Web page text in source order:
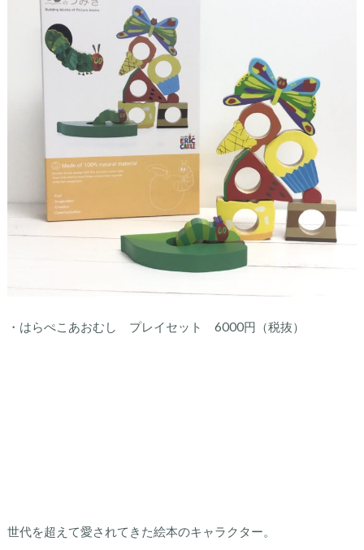
・はらぺこあおむし プレイセット 6000円（税抜）
世代を超えて愛されてきた絵本のキャラクター。